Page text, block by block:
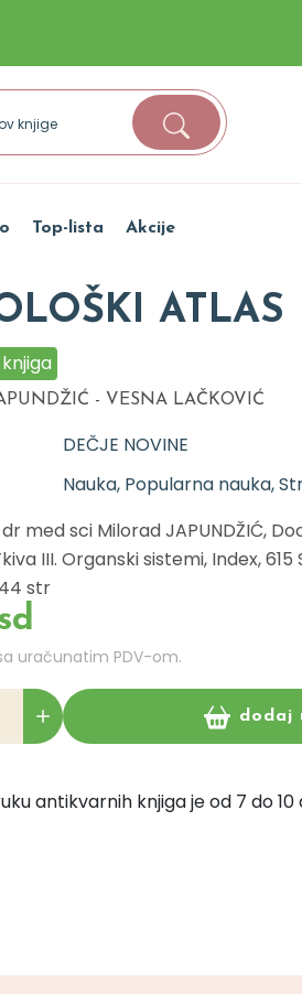
Top-lista Akcije
ATLAS
- VESNA LAČKOVIĆ
DEČJE NOVINE
Nauka, Popularna nauka,
med sci Milorad JAPUNDŽIĆ,
III. Organski sistemi, Index, 615
str
uračunatim PDV-om.
dodaj
antikvarnih knjiga je od 7 do 10